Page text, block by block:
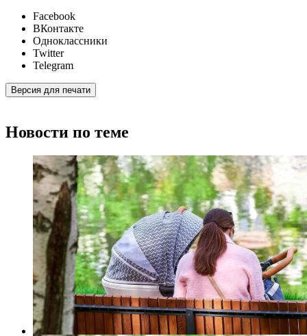
Facebook
ВКонтакте
Одноклассники
Twitter
Telegram
Версия для печати
Новости по теме